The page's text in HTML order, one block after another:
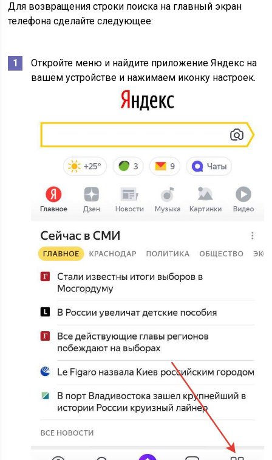
Для возвращения строки поиска на главный экран
телефона сделайте следующее:
Откройте меню и найдите приложение Яндекс на
вашем устройстве и нажимаем иконку настроек.